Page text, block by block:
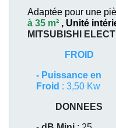
Adaptée pour une
à 35 m² , Unité
MITSUBISHI
FROID
- Puissance en
Froid : 3,50 Kw
DONNEES